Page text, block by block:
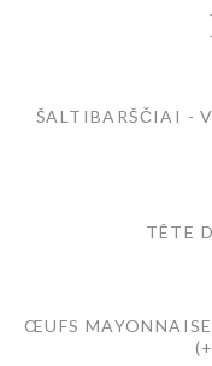
ŠALTIBARŠČIAI -
TÊTE
ŒUFS